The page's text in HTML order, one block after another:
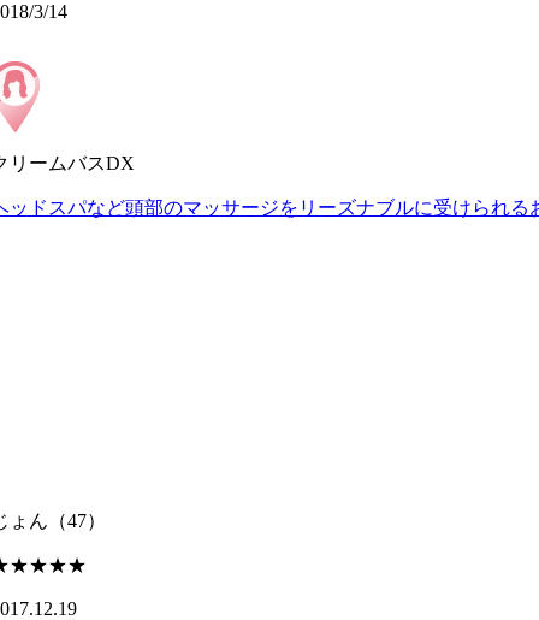
3/14
リームバスDX
ッドスパなど頭部のマッサージをリーズナブルに受けられ
ょん （47）